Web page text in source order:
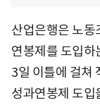
산업은행은 노동
연봉제를 도입하
3일 이틀에 걸쳐
성과연봉제 도입